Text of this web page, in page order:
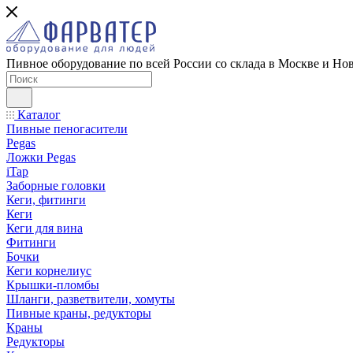
Пивное оборудование по всей России со склада в Москве и
Каталог
Пивные пеногасители
Pegas
Ложки Pegas
iTap
Заборные головки
Кеги, фитинги
Кеги
Кеги для вина
Фитинги
Бочки
Кеги корнелиус
Крышки-пломбы
Шланги, разветвители, хомуты
Пивные краны, редукторы
Краны
Редукторы